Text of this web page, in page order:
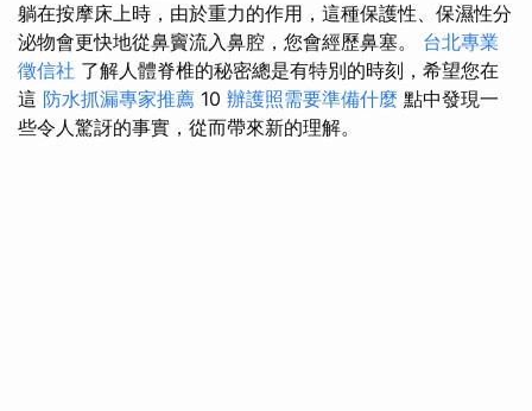
躺在按摩床上時，由於重力的作用，這種保護性、保濕性分
泌物會更快地從鼻竇流入鼻腔，您會經歷鼻塞。 台北專業
徵信社 了解人體脊椎的秘密總是有特別的時刻，希望您在
這 防水抓漏專家推薦 10 辦護照需要準備什麼 點中發現一
些令人驚訝的事實，從而帶來新的理解。